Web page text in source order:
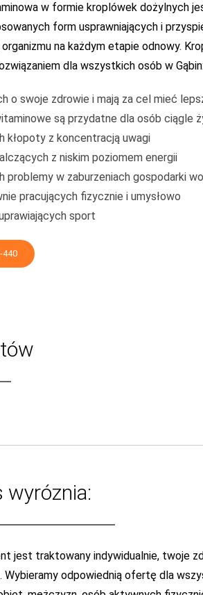
w formie kroplówek dożylnych
form usprawniających i
na każdym etapie odnowy.
dla wszystkich osób w Gąbin:
o swoje zdrowie i mają za cel mieć
są przydatne dla osób ciągle
kłopoty z koncentracją uwagi
z niskim poziomem energii
problemy w zaburzeniach gospodarki
pracujących fizycznie i umysłowo
sport
440
wyróznia:
jest traktowany indywidualnie, twoje
odpowiednią ofertę dla